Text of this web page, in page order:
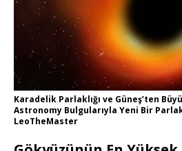
Karadelik Parlaklığı ve Güneş’ten
Astronomy Bulgularıyla Yeni Bir
LeoTheMaster